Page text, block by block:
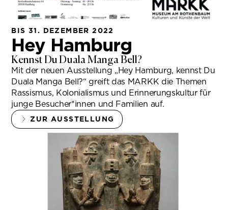
BIS 31. DEZEMBER 2022
Hey Hamburg
Kennst Du Duala Manga Bell?
Mit der neuen Ausstellung „Hey Hamburg, kennst Du
Duala Manga Bell?“ greift das MARKK die Themen
Rassismus, Kolonialismus und Erinnerungskultur für
junge Besucher*innen und Familien auf.
ZUR AUSSTELLUNG